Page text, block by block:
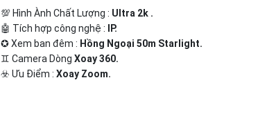
💯 Hình Ành Chất Lượng : Ultra 2k .
🤖️ Tích hợp công nghệ :
IP.
✪ Xem ban đêm : Hồng Ngoại 50m Starlight.
♊ Camera DòngXoay 360.
️☣️ Ưu Điểm :Xoay Zoom.